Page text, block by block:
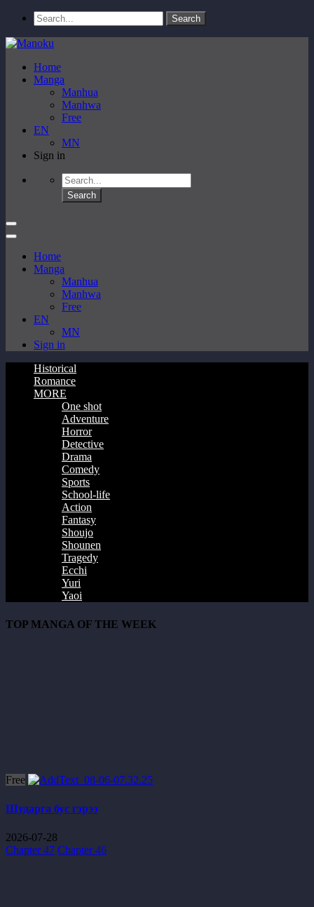
Home
Manga
Manhua
Manhwa
Free
EN
MN
Sign in
Home
Manga
Manhua
Manhwa
Free
EN
MN
Sign in
Historical
Romance
MORE
One shot
Adventure
Horror
Detective
Drama
Comedy
Sports
School-life
Action
Fantasy
Shoujo
Shounen
Tragedy
Ecchi
Yuri
Yaoi
TOP MANGA OF THE WEEK
Free
Шударга бус гэрээ
2026-07-28
Chapter 47 Chapter 46